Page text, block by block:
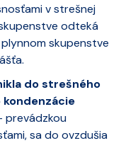
v strešnej
odteká
skupenstve
do strešného
prevádzkou
sa do ovzdušia